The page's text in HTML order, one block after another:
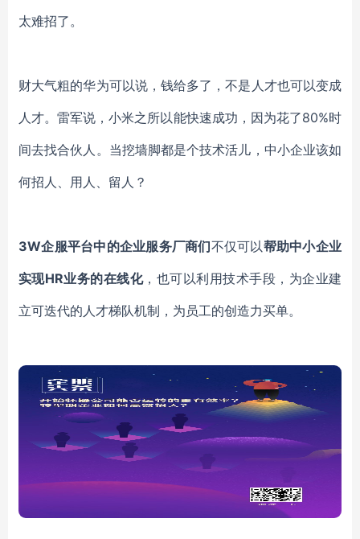
太难招了。
财大气粗的华为可以说，钱给多了，不是人才也可以变成
人才。雷军说，小米之所以能快速成功，因为花了80%时
间去找合伙人。当挖墙脚都是个技术活儿，中小企业该如
何招人、用人、留人？
3W企服平台中的企业服务厂商们不仅可以帮助中小企业
实现HR业务的在线化，也可以利用技术手段，为企业建
立可迭代的人才梯队机制，为员工的创造力买单。